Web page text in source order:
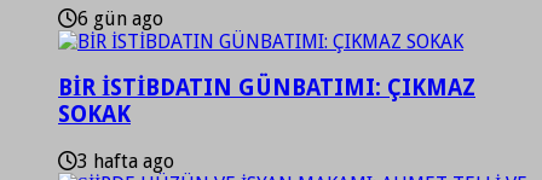
6 gün ago
BİR İSTİBDATIN GÜNBATIMI: ÇIKMAZ
SOKAK
3 hafta ago